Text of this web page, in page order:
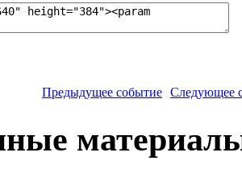
Предыдущее событие Следующее